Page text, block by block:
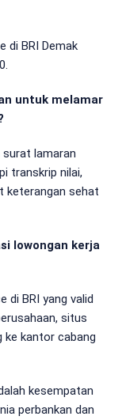
di BRI Demak
untuk melamar
surat lamaran
transkrip nilai,
keterangan sehat
lowongan kerja
di BRI yang valid
situs
ke kantor cabang
kesempatan
perbankan dan